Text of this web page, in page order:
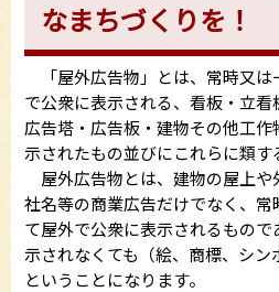
なまちづくりを！
「屋外広告物」とは、常時又は
で公衆に表示される、看板・立看
広告塔・広告板・建物その他工
示されたもの並びにこれらに類す
屋外広告物とは、建物の屋上や
社名等の商業広告だけでなく、
て屋外で公衆に表示されるもの
示されなくても（絵、商標、シ
ということになります。